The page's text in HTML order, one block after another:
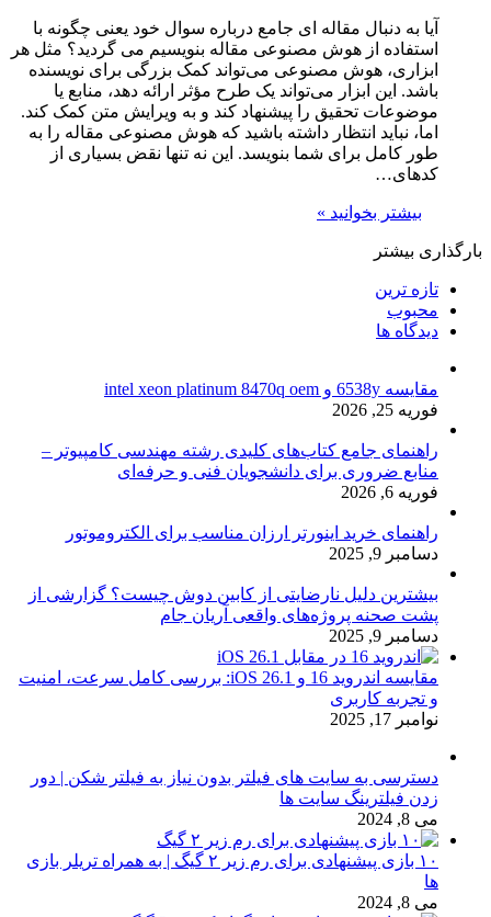
آیا به دنبال مقاله ای جامع درباره سوال خود یعنی چگونه با
استفاده از هوش مصنوعی مقاله بنویسیم می گردید؟ مثل هر
ابزاری، هوش مصنوعی می‌تواند کمک بزرگی برای نویسنده
باشد. این ابزار می‌تواند یک طرح مؤثر ارائه دهد، منابع یا
موضوعات تحقیق را پیشنهاد کند و به ویرایش متن کمک کند.
اما، نباید انتظار داشته باشید که هوش مصنوعی مقاله را به
طور کامل برای شما بنویسد. این نه تنها نقض بسیاری از
کدهای…
بیشتر بخوانید »
بارگذاری بیشتر
تازه ترین
محبوب
دیدگاه ها
مقایسه 6538y و intel xeon platinum 8470q oem
فوریه 25, 2026
راهنمای جامع کتاب‌های کلیدی رشته مهندسی کامپیوتر –
منابع ضروری برای دانشجویان فنی و حرفه‌ای
فوریه 6, 2026
راهنمای خرید اینورتر ارزان مناسب برای الکتروموتور
دسامبر 9, 2025
بیشترین دلیل نارضایتی از کابین دوش چیست؟ گزارشی از
پشت صحنه پروژه‌های واقعی آریان جام
دسامبر 9, 2025
مقایسه اندروید 16 و iOS 26.1: بررسی کامل سرعت، امنیت
و تجربه کاربری
نوامبر 17, 2025
دسترسی به سایت های فیلتر بدون نیاز به فیلتر شکن | دور
زدن فیلترینگ سایت ها
می 8, 2024
۱۰ بازی پیشنهادی برای رم زیر ۲ گیگ | به همراه تریلر بازی
ها
می 8, 2024